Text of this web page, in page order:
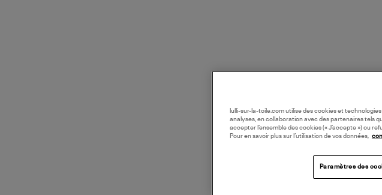
lulli-sur-la-toile.com utilise des cookies et
analyses, en collaboration avec des partenaires tels
accepter l’ensemble des cookies (« J’accepte ») ou
Pour en savoir plus sur l’utilisation de vos données,
Paramètres des